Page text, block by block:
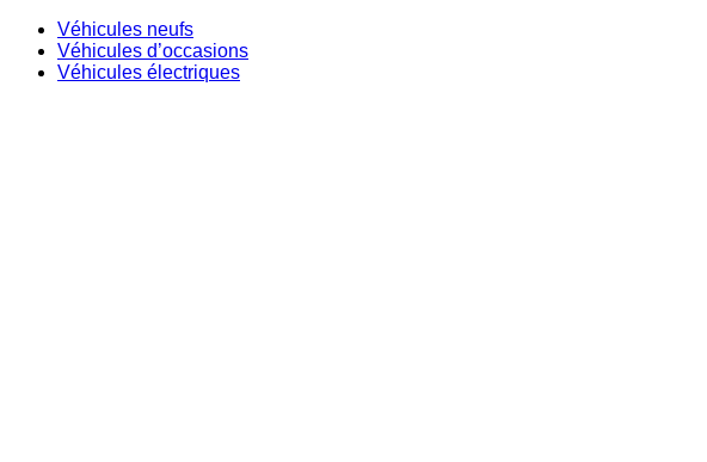
Véhicules neufs
Véhicules d’occasions
Véhicules électriques